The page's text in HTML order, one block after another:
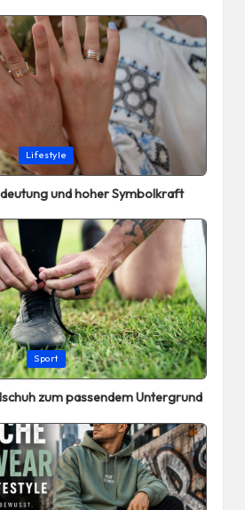
Lifestyle
und hoher Symbolkraft
Sport
zum passendem Untergrund